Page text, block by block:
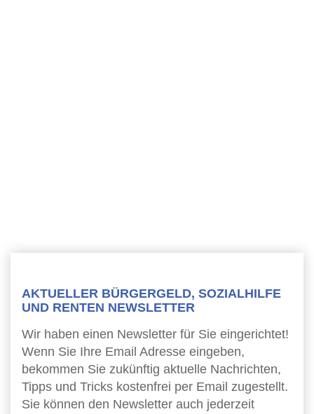
AKTUELLER BÜRGERGELD, SOZIALHILFE
UND RENTEN NEWSLETTER
Wir haben einen Newsletter für Sie eingerichtet!
Wenn Sie Ihre Email Adresse eingeben,
bekommen Sie zukünftig aktuelle Nachrichten,
Tipps und Tricks kostenfrei per Email zugestellt.
Sie können den Newsletter auch jederzeit